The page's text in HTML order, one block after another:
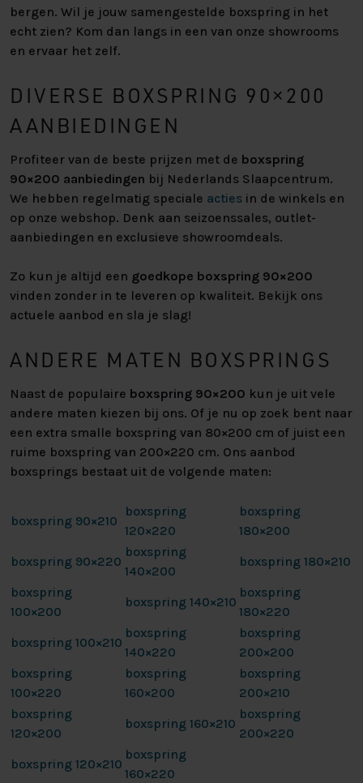
bergen. Wil je jouw samengestelde boxspring in het
echt zien? Kom dan langs in een van onze showrooms
en ervaar het zelf.
DIVERSE BOXSPRING 90×200
AANBIEDINGEN
Profiteer van de beste prijzen met de boxspring
90×200 aanbiedingen bij Nederlands Slaapcentrum.
We hebben regelmatig speciale acties in de winkels en
op onze webshop. Denk aan seizoenssales, outlet-
aanbiedingen en exclusieve showroomdeals.
Zo kun je altijd een goedkope boxspring 90×200
vinden zonder in te leveren op kwaliteit. Bekijk ons
actuele aanbod en sla je slag!
ANDERE MATEN BOXSPRINGS
Naast de populaire boxspring 90×200 kun je uit vele
andere maten kiezen bij ons. Of je nu op zoek bent naar
een extra smalle boxspring van 80×200 cm of juist een
ruime boxspring van 200×220 cm. Ons aanbod
boxsprings bestaat uit de volgende maten:
boxspring 90×210
boxspring
120×220
boxspring
180×200
boxspring 90×220
boxspring
140×200
boxspring 180×210
boxspring
100×200
boxspring 140×210
boxspring
180×220
boxspring 100×210
boxspring
140×220
boxspring
200×200
boxspring
100×220
boxspring
160×200
boxspring
200×210
boxspring
120×200
boxspring 160×210
boxspring
200×220
boxspring 120×210
boxspring
160×220